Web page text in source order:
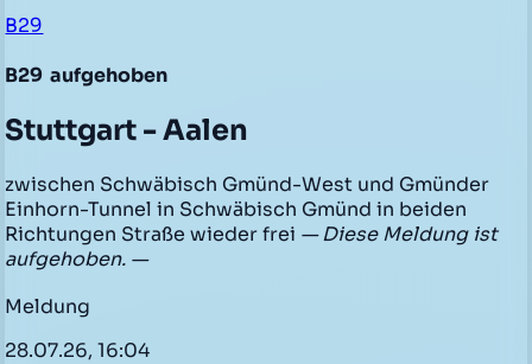
B29
B29 aufgehoben
Stuttgart - Aalen
zwischen Schwäbisch Gmünd-West und Gmünder
Einhorn-Tunnel in Schwäbisch Gmünd in beiden
Richtungen Straße wieder frei — Diese Meldung ist
aufgehoben. —
Meldung
28.07.26, 16:04